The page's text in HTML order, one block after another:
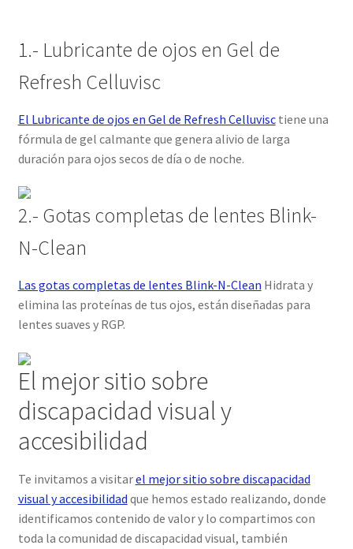
1.- Lubricante de ojos en Gel de
Refresh Celluvisc
El Lubricante de ojos en Gel de Refresh Celluvisctiene una
fórmula de gel calmante que genera alivio de larga
duración para ojos secos de día o de noche.
2.- Gotas completas de lentes Blink-
N-Clean
Las gotas completas de lentes Blink-N-Clean Hidrata y
elimina las proteínas de tus ojos, están diseñadas para
lentes suaves y RGP.
El mejor sitio sobre
discapacidad visual y
accesibilidad
Te invitamos a visitarel mejor sitio sobre discapacidad
visual y accesibilidad que hemos estado realizando, donde
identificamos contenido de valor y lo compartimos con
toda la comunidad de discapacidad visual, también